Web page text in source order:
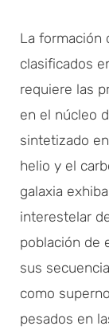
La formación
clasificados
requiere las
en el núcleo
sintetizado
helio y el
galaxia
interestelar
población de
sus
como
pesados en